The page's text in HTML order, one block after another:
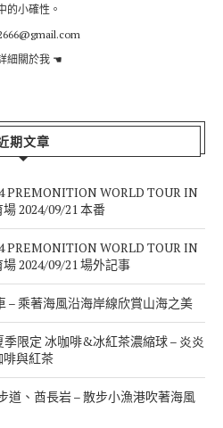
的小確性。
細關於我 ☚
期文章
PREMONITION WORLD TOUR IN
2024/09/21 本番
PREMONITION WORLD TOUR IN
2024/09/21 場外記事
– 乘著海風沿海岸線欣賞山海之美
季限定 冰咖啡&冰紅茶濃縮球 – 炎炎
啡與紅茶
道、酋長岩 – 散步小漁港吹著海風